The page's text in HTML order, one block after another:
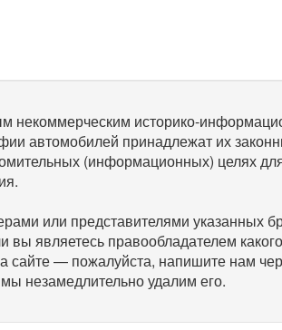
некоммерческим историко-
автомобилей принадлежат их
(информационных) целях
или представителями указанных
вы являетесь правообладателем
сайте — пожалуйста, напишите нам
незамедлительно удалим его.